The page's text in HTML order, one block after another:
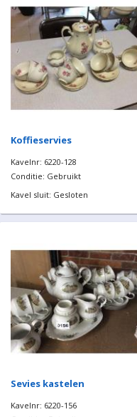
Koffieservies
Kavelnr: 6220-128
Conditie: Gebruikt
Kavel sluit: Gesloten
Sevies kastelen
Kavelnr: 6220-156